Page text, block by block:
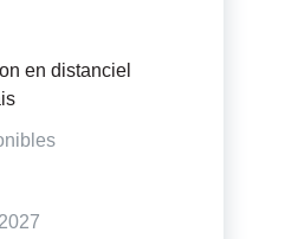
en distanciel